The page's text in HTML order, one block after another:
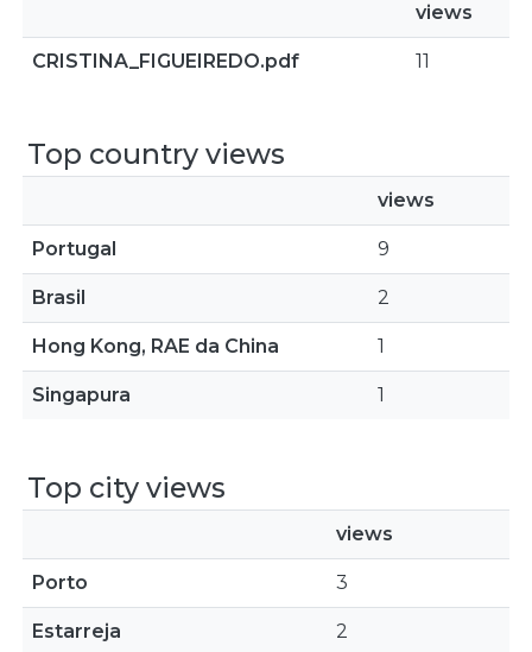
views
CRISTINA_FIGUEIREDO.pdf 11
Top country views
views
Portugal 9
Brasil 2
Hong Kong, RAE da China 1
Singapura 1
Top city views
views
Porto 3
Estarreja 2